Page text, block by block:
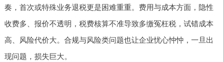
奏，首次或特殊业务退税更是困难重重。费用与成本方面，隐性
收费多、报价不透明，税费核算不准导致多缴冤枉税，试错成本
高、风险代价大。合规与风险类问题也让企业忧心忡忡，一旦出
现问题，损失巨大。